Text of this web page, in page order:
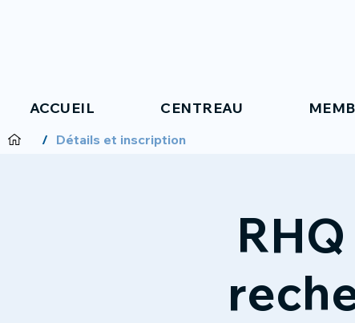
ACCUEIL CENTREAU
/ Détails et inscription